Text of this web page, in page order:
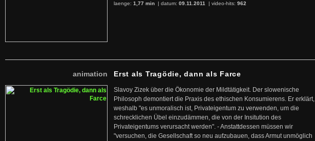
laenge: 1,77 min | datum: 09.11.2011 | video-hits: 962
animation Erst als Tragödie, dann als Farce
Slavoy Zizek über die Ökonomie der Mildtätigkeit. Der slowenische
Philosoph demontiert die Praxis des ethischen Konsumierens. Er erklärt,
weshalb "es unmoralisch ist, Privateigentum zu verwenden, um die
schrecklichen Übel einzudämmen, die von der Insitution des
Privateigentums verursacht werden". - Anstattdessen müssen wir
"versuchen, die Gesellschaft so neu aufzubauen, dass Armut unmöglich